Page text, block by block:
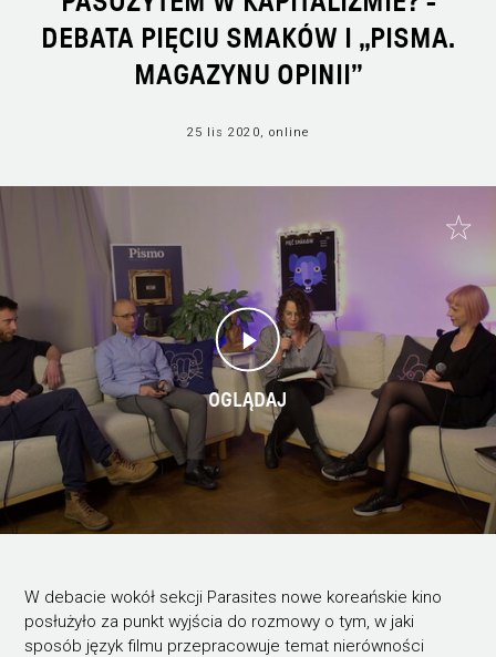
DEBATA PIĘCIU SMAKÓW I „PISMA.
MAGAZYNU OPINII”
25 lis 2020, online
OGLĄDAJ
W debacie wokół sekcji Parasites nowe koreańskie kino
posłużyło za punkt wyjścia do rozmowy o tym, w jaki
sposób język filmu przepracowuje temat nierówności